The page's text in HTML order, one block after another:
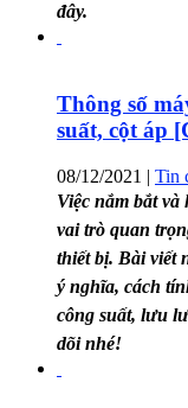
đây.
Thông số
suất, cột áp
08/12/2021 | Tin
Việc nắm bắt và
vai trò quan
thiết bị. Bài viết
ý nghĩa, cách
công suất, lưu
dõi nhé!